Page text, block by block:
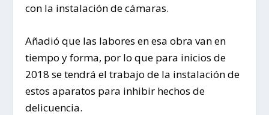
con la instalación de cámaras.
Añadió que las labores en esa obra van en
tiempo y forma, por lo que para inicios de
2018 se tendrá el trabajo de la instalación de
estos aparatos para inhibir hechos de
delicuencia.